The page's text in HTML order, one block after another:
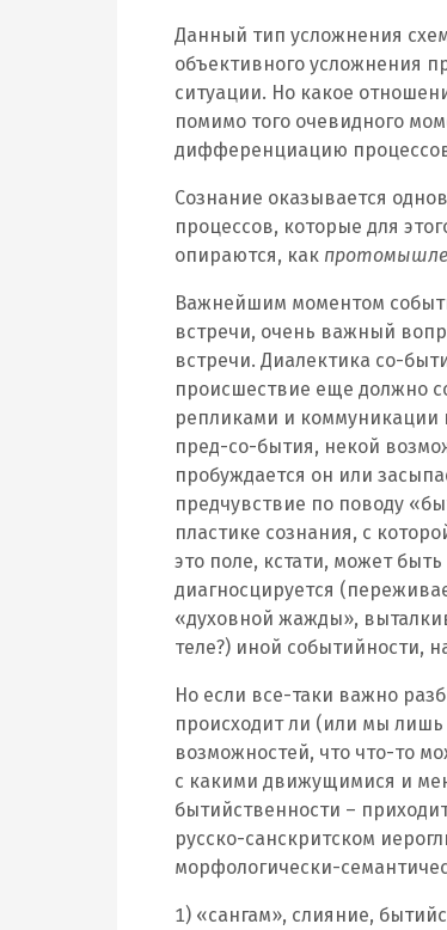
Данный тип усложнения
объективного усложнения
ситуации. Но какое
помимо того очевидного
дифференциацию
Сознание оказывается
процессов, которые для
опираются, как
Важнейшим моментом
встречи, очень важный
встречи. Диалектика со-
происшествие еще должно
репликами и коммуникации
пред-со-бытия, некой
пробуждается он или
предчувствие по поводу
пластике сознания, с
это поле, кстати, может
диагносцируется
«духовной жажды»,
теле?) иной событийности,
Но если все-таки важно
происходит ли (или мы
возможностей, что что-то
с какими движущимися и
бытийственности –
русско-санскритском
морфологически-
1) «сангам», слияние,